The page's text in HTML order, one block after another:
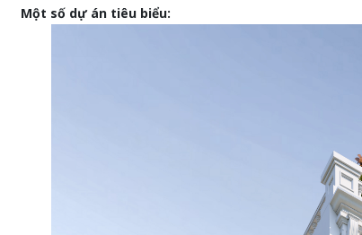
Một số dự án tiêu biểu: